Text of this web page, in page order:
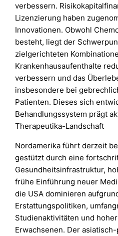
verbessern.
Lizenzierung haben
Innovationen. Obwohl
besteht, liegt der
zielgerichteten
Krankenhausaufenthalte
verbessern und das
insbesondere bei
Patienten. Dieses sich
Behandlungssystem prägt
Therapeutika-Landschaft
Nordamerika führt derzeit
gestützt durch eine
Gesundheitsinfrastruktur,
frühe Einführung neuer
die USA dominieren
Erstattungspolitiken,
Studienaktivitäten und
Erwachsenen. Der